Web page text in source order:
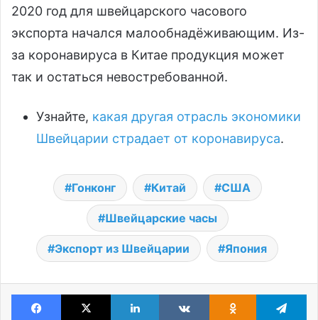
2020 год для швейцарского часового
экспорта начался малообнадёживающим. Из-
за коронавируса в Китае продукция может
так и остаться невостребованной.
Узнайте, какая другая отрасль экономики
Швейцарии страдает от коронавируса.
Гонконг Китай США
Швейцарские часы
Экспорт из Швейцарии Япония
Facebook X LinkedIn VKontakteOdnoklassniki